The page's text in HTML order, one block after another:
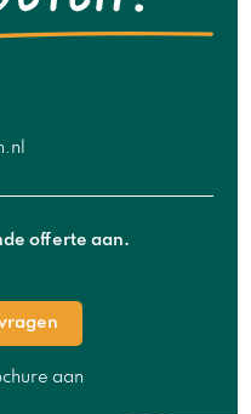
offerte aan.
aan